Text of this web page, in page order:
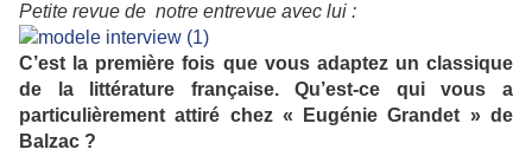
Petite revue de notre entrevue avec lui :
C’est la première fois que vous adaptez un classique
de la littérature française. Qu’est-ce qui vous a
particulièrement attiré chez « Eugénie Grandet » de
Balzac ?